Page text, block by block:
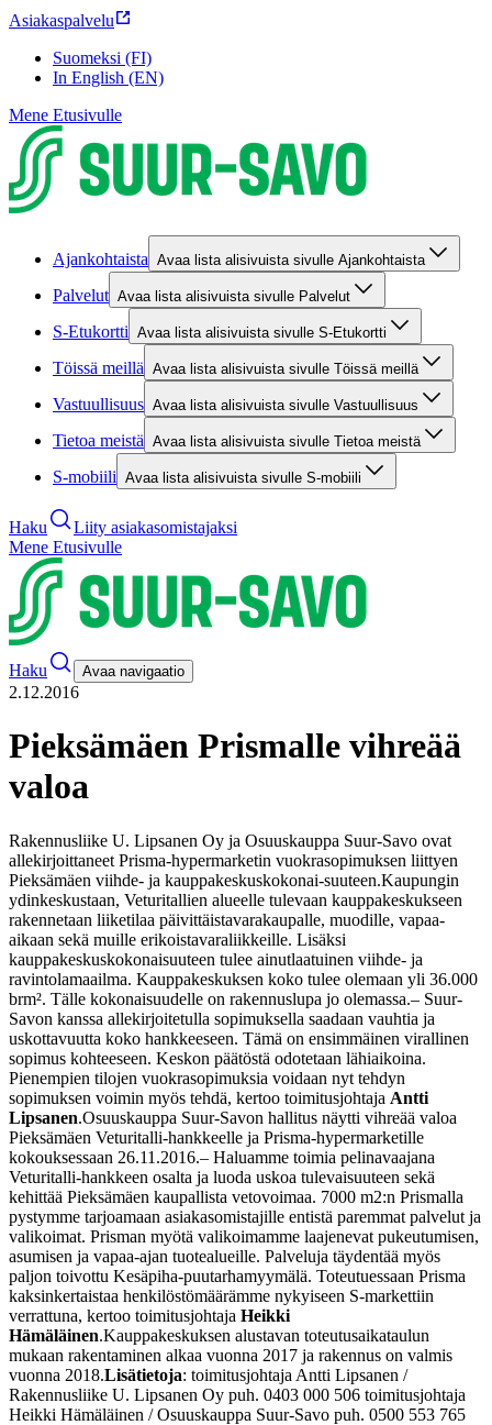
Asiakaspalvelu
Suomeksi (FI)
In English (EN)
Mene Etusivulle
Ajankohtaista Avaa lista alisivuista sivulle Ajankohtaista
Palvelut Avaa lista alisivuista sivulle Palvelut
S-Etukortti Avaa lista alisivuista sivulle S-Etukortti
Töissä meillä Avaa lista alisivuista sivulle Töissä meillä
Vastuullisuus Avaa lista alisivuista sivulle Vastuullisuus
Tietoa meistä Avaa lista alisivuista sivulle Tietoa meistä
S-mobiili Avaa lista alisivuista sivulle S-mobiili
Haku
Liity asiakasomistajaksi
Mene Etusivulle
Haku Avaa navigaatio
2.12.2016
Pieksämäen Prismalle vihreää
valoa
Rakennusliike U. Lipsanen Oy ja Osuuskauppa Suur-Savo ovat
allekirjoittaneet Prisma-hypermarketin vuokrasopimuksen liittyen
Pieksämäen viihde- ja kauppakeskuskokonai-suuteen.Kaupungin
ydinkeskustaan, Veturitallien alueelle tulevaan kauppakeskukseen
rakennetaan liiketilaa päivittäistavarakaupalle, muodille, vapaa-
aikaan sekä muille erikoistavaraliikkeille. Lisäksi
kauppakeskuskokonaisuuteen tulee ainutlaatuinen viihde- ja
ravintolamaailma. Kauppakeskuksen koko tulee olemaan yli 36.000
brm². Tälle kokonaisuudelle on rakennuslupa jo olemassa.– Suur-
Savon kanssa allekirjoitetulla sopimuksella saadaan vauhtia ja
uskottavuutta koko hankkeeseen. Tämä on ensimmäinen virallinen
sopimus kohteeseen. Keskon päätöstä odotetaan lähiaikoina.
Pienempien tilojen vuokrasopimuksia voidaan nyt tehdyn
sopimuksen voimin myös tehdä, kertoo toimitusjohtaja Antti
Lipsanen.Osuuskauppa Suur-Savon hallitus näytti vihreää valoa
Pieksämäen Veturitalli-hankkeelle ja Prisma-hypermarketille
kokouksessaan 26.11.2016.– Haluamme toimia pelinavaajana
Veturitalli-hankkeen osalta ja luoda uskoa tulevaisuuteen sekä
kehittää Pieksämäen kaupallista vetovoimaa. 7000 m2:n Prismalla
pystymme tarjoamaan asiakasomistajille entistä paremmat palvelut ja
valikoimat. Prisman myötä valikoimamme laajenevat pukeutumisen,
asumisen ja vapaa-ajan tuotealueille. Palveluja täydentää myös
paljon toivottu Kesäpiha-puutarhamyymälä. Toteutuessaan Prisma
kaksinkertaistaa henkilöstömäärämme nykyiseen S-markettiin
verrattuna, kertoo toimitusjohtaja Heikki
Hämäläinen.Kauppakeskuksen alustavan toteutusaikataulun
mukaan rakentaminen alkaa vuonna 2017 ja rakennus on valmis
vuonna 2018.Lisätietoja: toimitusjohtaja Antti Lipsanen /
Rakennusliike U. Lipsanen Oy puh. 0403 000 506 toimitusjohtaja
Heikki Hämäläinen / Osuuskauppa Suur-Savo puh. 0500 553 765